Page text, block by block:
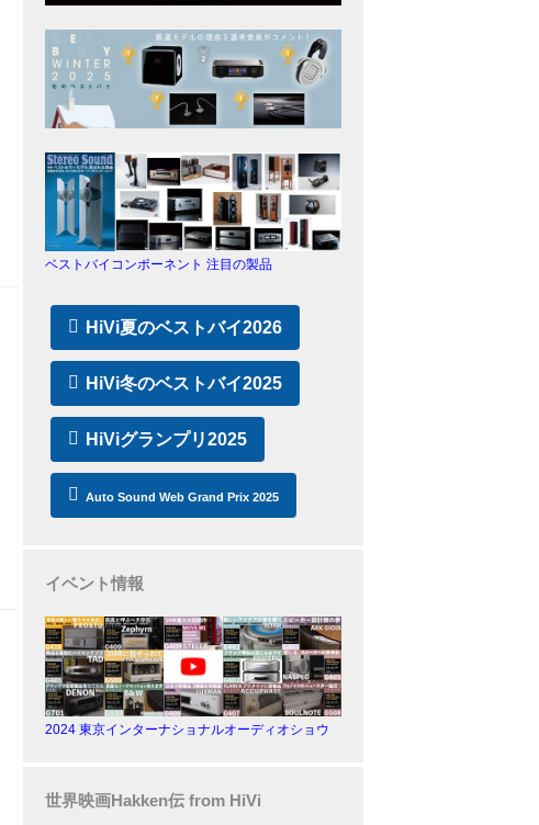
ベストバイコンポーネント 注目の製品
HiVi夏のベストバイ2026
HiVi冬のベストバイ2025
HiViグランプリ2025
Auto Sound Web Grand Prix 2025
イベント情報
2024 東京インターナショナルオーディオショウ
世界映画Hakken伝 from HiVi